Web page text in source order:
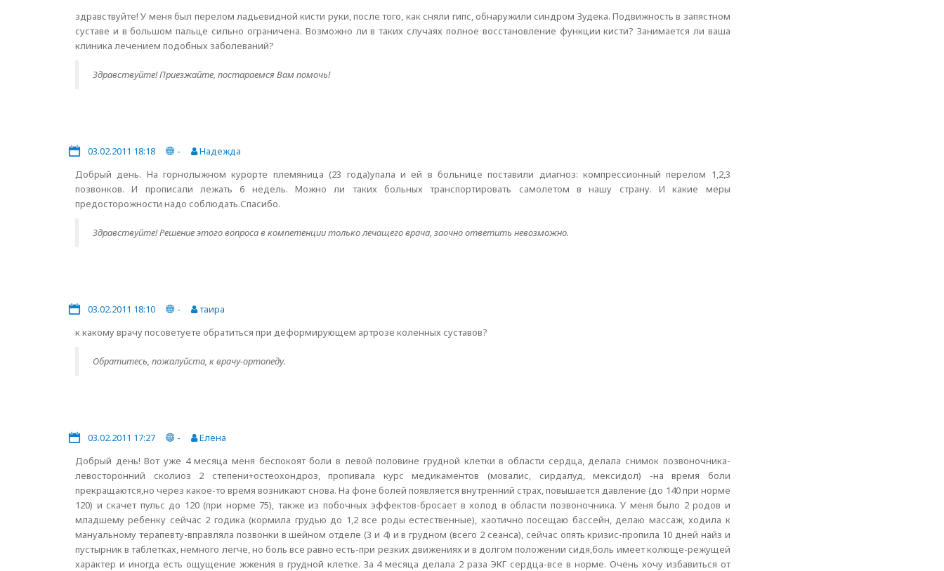
здравствуйте! У меня был перелом ладьевидной кисти руки, после того, как сняли гипс, обнаружили синдром Зудека. Подвижность в запястном
суставе и в большом пальце сильно ограничена. Возможно ли в таких случаях полное восстановление функции кисти? Занимается ли ваша
клиника лечением подобных заболеваний?
Здравствуйте! Приезжайте, постараемся Вам помочь!
03.02.2011 18:18 -
Надежда
Добрый день. На горнолыжном курорте племяница (23 года)упала и ей в больнице поставили диагноз: компрессионный перелом 1,2,3
позвонков. И прописали лежать 6 недель. Можно ли таких больных транспортировать самолетом в нашу страну. И какие меры
предосторожности надо соблюдать.Спасибо.
Здравствуйте! Решение этого вопроса в компетенции только лечащего врача, заочно ответить невозможно.
03.02.2011 18:10 -
таира
к какому врачу посоветуете обратиться при деформирующем артрозе коленных суставов?
Обратитесь, пожалуйста, к врачу-ортопеду.
03.02.2011 17:27 -
Елена
Добрый день! Вот уже 4 месяца меня беспокоят боли в левой половине грудной клетки в области сердца, делала снимок позвоночника-
левосторонний сколиоз 2 степени+остеохондроз, пропивала курс медикаментов (мовалис, сирдалуд, мексидол) -на время боли
прекращаются,но через какое-то время возникают снова. На фоне болей появляется внутренний страх, повышается давление (до 140 при норме
120) и скачет пульс до 120 (при норме 75), также из побочных эффектов-бросает в холод в области позвоночника. У меня было 2 родов и
младшему ребенку сейчас 2 годика (кормила грудью до 1,2 все роды естественные), хаотично посещаю бассейн, делаю массаж, ходила к
мануальному терапевту-вправляла позвонки в шейном отделе (3 и 4) и в грудном (всего 2 сеанса), сейчас опять кризис-пропила 10 дней найз и
пустырник в таблетках, немного легче, но боль все равно есть-при резких движениях и в долгом положении сидя,боль имеет колюще-режущей
характер и иногда есть ощущение жжения в грудной клетке. За 4 месяца делала 2 раза ЭКГ сердца-все в норме. Очень хочу избавиться от